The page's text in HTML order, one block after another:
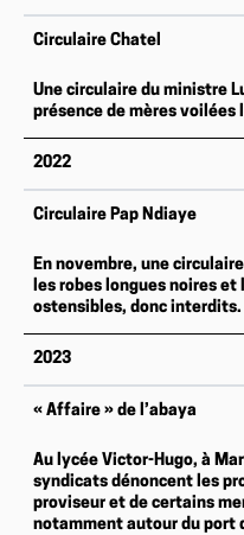
Circulaire Chatel
Une circulaire du ministre
présence de mères voilées
2022
Circulaire Pap Ndiaye
En novembre, une
les robes longues noires et
ostensibles, donc interdits.
2023
« Affaire » de l’abaya
Au lycée Victor-Hugo, à
syndicats dénoncent les
proviseur et de certains
notamment autour du port